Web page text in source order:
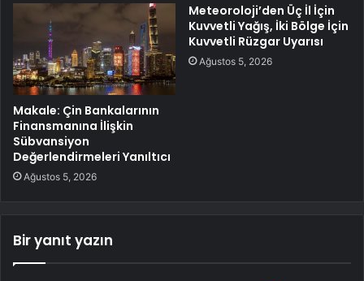
Makale: Çin Bankalarının
Finansmanına İlişkin
Sübvansiyon
Değerlendirmeleri Yanıltıcı
Ağustos 5, 2026
Meteoroloji’den Üç İl İçin
Kuvvetli Yağış, İki Bölge İçin
Kuvvetli Rüzgar Uyarısı
Ağustos 5, 2026
Bir yanıt yazın